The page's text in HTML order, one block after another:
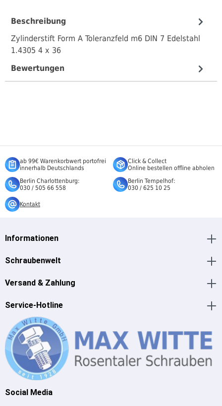
Beschreibung
Zylinderstift Form A Toleranzfeld m6 DIN 7 Edelstahl
1.4305 4 x 36
Bewertungen
ab 99€ Warenkorbwert portofrei
innerhalb Deutschlands
Click & Collect
Online bestellen offline abholen
Berlin Charlottenburg:
030 / 505 66 558
Berlin Tempelhof:
030 / 625 10 25
Kontakt
Informationen
Schraubenwelt
Versand & Zahlung
Service-Hotline
Social Media